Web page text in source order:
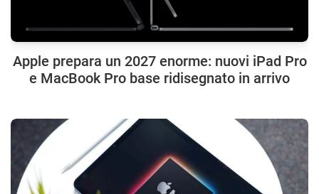
Apple prepara un 2027 enorme: nuovi iPad Pro
e MacBook Pro base ridisegnato in arrivo